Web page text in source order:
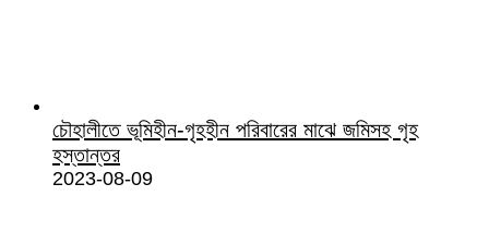
চৌহালীতে ভূমিহীন-গৃহহীন পরিবারের মাঝে জমিসহ গৃহ
হস্তান্তর
2023-08-09